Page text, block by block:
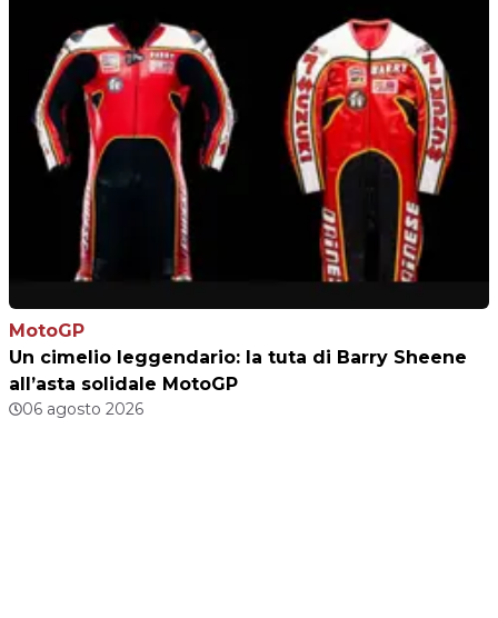
MotoGP
Un cimelio leggendario: la tuta di Barry Sheene
all’asta solidale MotoGP
06 agosto 2026